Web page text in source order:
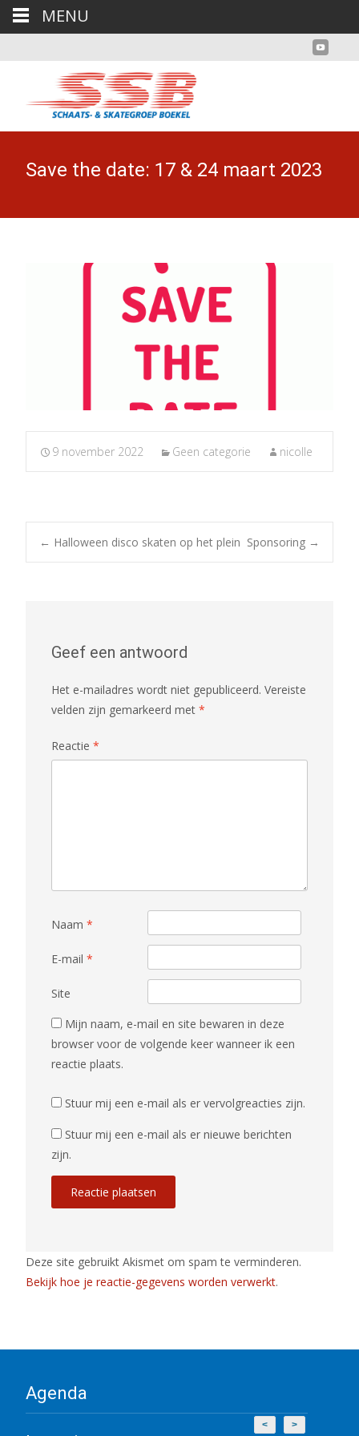
Save the date: 17 & 24 maart 2023
9 november 2022 Geen categorie nicolle
Post
← Halloween disco skaten op het plein Sponsoring →
Geef een antwoord
Het e-mailadres wordt niet gepubliceerd. Vereiste
velden zijn gemarkeerd met *
Reactie *
Naam *
E-mail *
Site
Mijn naam, e-mail en site bewaren in deze
browser voor de volgende keer wanneer ik een
reactie plaats.
Stuur mij een e-mail als er vervolgreacties zijn.
Stuur mij een e-mail als er nieuwe berichten
zijn.
Deze site gebruikt Akismet om spam te verminderen.
Bekijk hoe je reactie-gegevens worden verwerkt.
Agenda
< >
MENU